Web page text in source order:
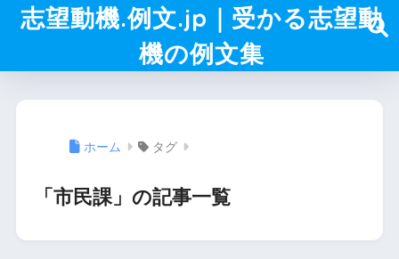
志望動機.例文.jp｜受かる志望動
機の例文集
ホーム タグ
「市民課」の記事一覧